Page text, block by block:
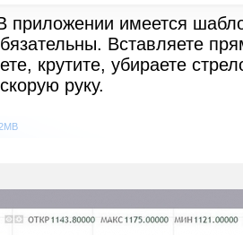
приложении имеется
Вставляете
крутите, убираете
руку.